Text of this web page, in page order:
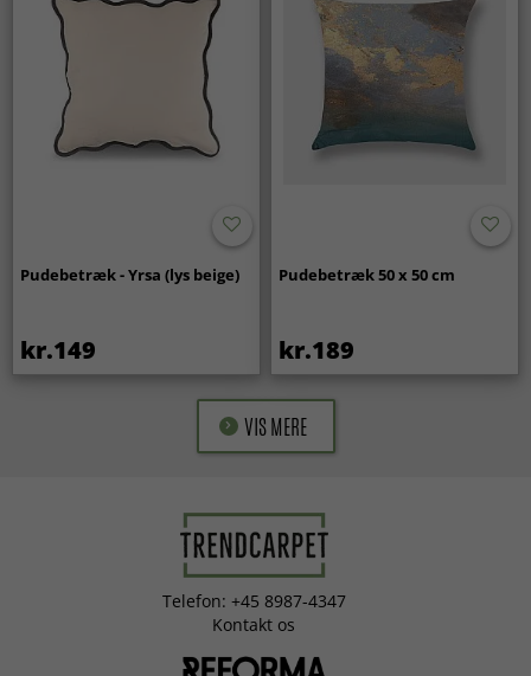
Pudebetræk - Yrsa (lys beige)
kr.149
Pudebetræk 50 x 50 cm
kr.189
VIS MERE
Telefon: +45 8987-4347
Kontakt os